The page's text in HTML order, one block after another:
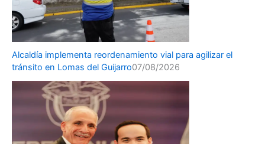
Alcaldía implementa reordenamiento vial para agilizar el
tránsito en Lomas del Guijarro07/08/2026